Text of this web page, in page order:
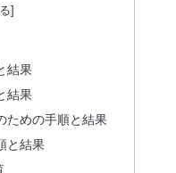
結果
結果
ための手順と結果
と結果